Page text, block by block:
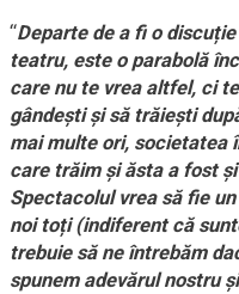
“Departe de a fi o
teatru, este o parabolă
care nu te vrea altfel, ci
gândești și să trăiești
mai multe ori, societatea
care trăim și ăsta a fost
Spectacolul vrea să fie
noi toți (indiferent că
trebuie să ne întrebăm
spunem adevărul nostru